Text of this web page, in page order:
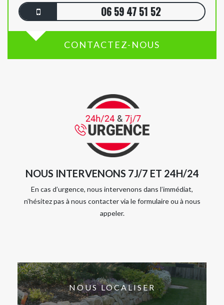
06 59 47 51 52
CONTACTEZ-NOUS
NOUS INTERVENONS 7J/7 ET 24H/24
En cas d’urgence, nous intervenons dans l’immédiat,
n’hésitez pas à nous contacter via le formulaire ou à nous
appeler.
NOUS LOCALISER